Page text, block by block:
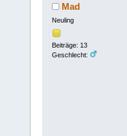
Mad
Neuling
Beiträge: 13
Geschlecht: